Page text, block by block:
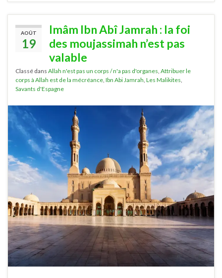
AOÛT
19
Imâm Ibn Abî Jamrah : la foi
des moujassimah n’est pas
valable
Classé dans Allah n'est pas un corps / n'a pas d'organes, Attribuer le
corps à Allah est de la mécréance, Ibn Abi Jamrah, Les Malikites,
Savants d'Espagne